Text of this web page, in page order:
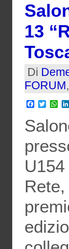
13
Di
FORUM,
Facebook
Twitter